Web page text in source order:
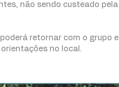
não sendo custeado pela
retornar com o grupo e
no local.